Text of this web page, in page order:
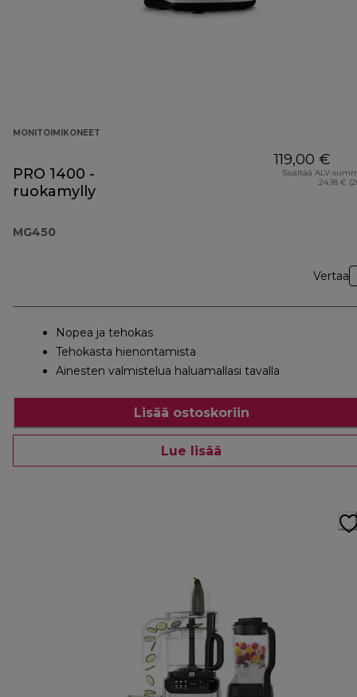
MONITOIMIKONEET
PRO 1400 -
ruokamylly
MG450
119,00 €
Sisältää ALV-
24,18 €
Vertaa
Nopea ja tehokas
Tehokasta hienontamista
Ainesten valmistelua haluamallasi tavalla
Lisää ostoskoriin
Lue lisää